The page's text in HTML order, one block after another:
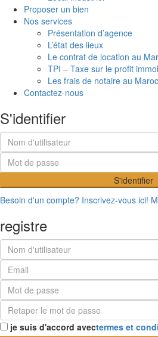
Proposer un bien
Nos services
Présentation d’agence
L’état des lieux
Le contrat de location au
TPI – Taxe sur le profit
Les frais de notaire au Maroc
Contactez-nous
S'identifier
S'identifier
Besoin d'un compte? Inscrivez-vous ici!
registre
je suis d'accord avectermes et